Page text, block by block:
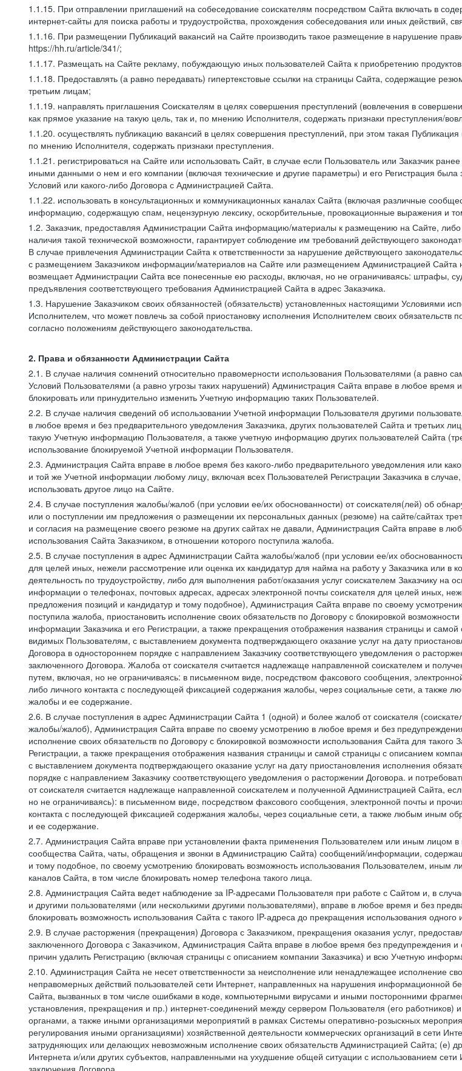
1.1.15. При отправлении приглашений на собеседование соискателям посредством Сайта включать в
интернет-сайты для поиска работы и трудоустройства, прохождения собеседования или иных действий,
1.1.16. При размещении Публикаций вакансий на Сайте производить такое размещение в нарушение
https://hh.ru/article/341/;
1.1.17. Размещать на Сайте рекламу, побуждающую иных пользователей Сайта к приобретению продуктов
1.1.18. Предоставлять (а равно передавать) гипертекстовые ссылки на страницы Сайта, содержащие
третьим лицам;
1.1.19. направлять приглашения Соискателям в целях совершения преступлений (вовлечения в
как прямое указание на такую цель, так и, по мнению Исполнителя, содержать признаки преступления/
1.1.20. осуществлять публикацию вакансий в целях совершения преступлений, при этом такая
по мнению Исполнителя, содержать признаки преступления.
1.1.21. регистрироваться на Сайте или использовать Сайт, в случае если Пользователь или Заказчик
иными данными о нем и его компании (включая технические и другие параметры) и его Регистрация
Условий или какого-либо Договора с Администрацией Сайта.
1.1.22. использовать в консультационных и коммуникационных каналах Сайта (включая различные
информацию, содержащую спам, нецензурную лексику, оскорбительные, провокационные выражения и
1.2. Заказчик, предоставляя Администрации Сайта информацию/материалы к размещению на Сайте,
наличия такой технической возможности, гарантирует соблюдение им требований действующего
В случае привлечения Администрации Сайта к ответственности за нарушение действующего
с размещением Заказчиком информации/материалов на Сайте или размещением Администрацией Сайта
возмещает Администрации Сайта все понесенные ею расходы, включая, но не ограничиваясь: штрафы,
предъявления соответствующего требования Администрацией Сайта в адрес Заказчика.
1.3. Нарушение Заказчиком своих обязанностей (обязательств) установленных настоящими Условиями
Исполнителем, что может повлечь за собой приостановку исполнения Исполнителем своих обязательств
согласно положениям действующего законодательства.
2. Права и обязанности Администрации Сайта
2.1. В случае наличия сомнений относительно правомерности использования Пользователями (а равно
Условий Пользователями (а равно угрозы таких нарушений) Администрация Сайта вправе в любое время
блокировать или принудительно изменить Учетную информацию таких Пользователей.
2.2. В случае наличия сведений об использовании Учетной информации Пользователя другими
в любое время и без предварительного уведомления Заказчика, других пользователей Сайта и третьих
такую Учетную информацию Пользователя, а также учетную информацию других пользователей Сайта
использование блокируемой Учетной информации Пользователя.
2.3. Администрация Сайта вправе в любое время без какого-либо предварительного уведомления или
и той же Учетной информации любому лицу, включая всех Пользователей Регистрации Заказчика в
использовать другое лицо на Сайте.
2.4. В случае поступления жалобы/жалоб (при условии ее/их обоснованности) от соискателя(лей) об
или о поступлении им предложения о размещении их персональных данных (резюме) на сайте/сайтах
и согласия на размещение своего резюме на других сайтах не давали, Администрация Сайта вправе в
использования Сайта Заказчиком, в отношении которого поступила жалоба.
2.5. В случае поступления в адрес Администрации Сайта жалобы/жалоб (при условии ее/их
для целей иных, нежели рассмотрение или оценка их кандидатур для найма на работу у Заказчика или
деятельность по трудоустройству, либо для выполнения работ/оказания услуг соискателем Заказчику на
информации о телефонах, почтовых адресах, адресах электронной почты соискателя для целей иных,
предложения позиций и кандидатур и тому подобное), Администрация Сайта вправе по своему
поступила жалоба, приостановить исполнение своих обязательств по Договору с блокировкой
информации Заказчика и его Регистрации, а также прекращения отображения названия страницы и
видимых Пользователям, с выставлением документа подтверждающего оказание услуг на дату
Договора в одностороннем порядке с направлением Заказчику соответствующего уведомления о
заключенного Договора. Жалоба от соискателя считается надлежаще направленной соискателем и
путем, включая, но не ограничиваясь: в письменном виде, посредством факсового сообщения,
либо личного контакта с последующей фиксацией содержания жалобы, через социальные сети, а также
жалобы и ее содержание.
2.6. В случае поступления в адрес Администрации Сайта 1 (одной) и более жалоб от соискателя
жалобы/жалоб), Администрация Сайта вправе по своему усмотрению в любое время и без
исполнение своих обязательств по Договору с блокировкой возможности использования Сайта для
Регистрации, а также прекращения отображения названия страницы и самой страницы с описанием
с выставлением документа подтверждающего оказание услуг на дату приостановления исполнения
порядке с направлением Заказчику соответствующего уведомления о расторжении Договора. и
от соискателя считается надлежаще направленной соискателем и полученной Администрацией Сайта,
но не ограничиваясь): в письменном виде, посредством факсового сообщения, электронной почты и
контакта с последующей фиксацией содержания жалобы, через социальные сети, а также любым иным
и ее содержание.
2.7. Администрация Сайта вправе при установлении факта применения Пользователем или иным лицом
сообщества Сайта, чаты, обращения и звонки в Администрацию Сайта) сообщений/информации,
и тому подобное, по своему усмотрению блокировать возможность использования Пользователем,
каналов Сайта, в том числе блокировать номер телефона такого лица.
2.8. Администрация Сайта ведет наблюдение за IP-адресами Пользователя при работе с Сайтом и, в
и другими пользователями (или несколькими другими пользователями), вправе в любое время и без
блокировать возможность использования Сайта с такого IP-адреса до прекращения использования
2.9. В случае расторжения (прекращения) Договора с Заказчиком, прекращения оказания услуг,
заключенного Договора с Заказчиком, Администрация Сайта вправе в любое время без предупреждения
причин удалить Регистрацию (включая страницы с описанием компании Заказчика) и всю Учетную
2.10. Администрация Сайта не несет ответственности за неисполнение или ненадлежащее исполнение
неправомерных действий пользователей сети Интернет, направленных на нарушения информационной
Сайта, вызванных в том числе ошибками в коде, компьютерными вирусами и иными посторонними
установления, прекращения и пр.) интернет-соединений между сервером Пользователя (его
органами, а также иными организациями мероприятий в рамках Системы оперативно-розыскных
регулирования иными организациями) хозяйственной деятельности коммерческих организаций в сети
затрудняющих или делающих невозможным исполнение своих обязательств Администрацией Сайта; (е)
Интернета и/или других субъектов, направленными на ухудшение общей ситуации с использованием
заключения Договора.